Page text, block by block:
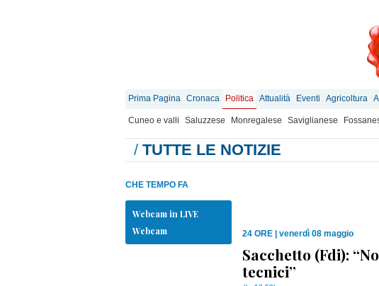
Prima Pagina Cronaca Politica Attualità Eventi Agricoltura
Cuneo e valli Saluzzese Monregalese Saviglianese
/ TUTTE LE NOTIZIE
CHE TEMPO FA
Webcam in LIVE
Webcam
24 ORE venerdì 08 maggio
Sacchetto (Fdi):
tecnici”